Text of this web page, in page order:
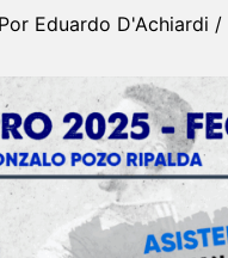
Eduardo D'Achiardi /